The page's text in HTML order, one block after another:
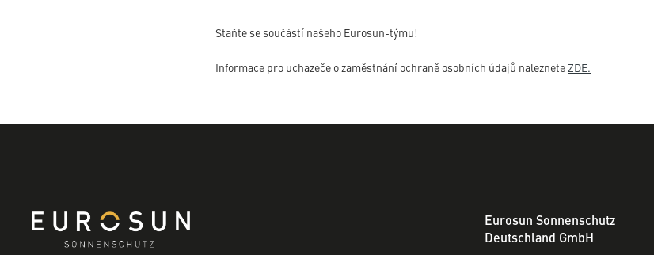
Staňte se součástí našeho Eurosun-týmu!
Informace pro uchazeče o zaměstnání ochraně osobních údajů nalezneteZDE.
Eurosun Sonnenschutz
Deutschland GmbH